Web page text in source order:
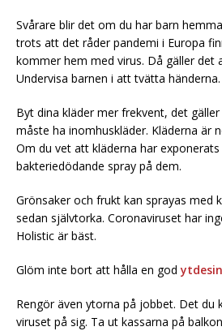
Svårare blir det om du har barn
trots att det råder pandemi i Europa
kommer hem med virus. Då gäller det
Undervisa barnen i att tvätta händerna.
Byt dina kläder mer frekvent, det
måste ha inomhuskläder. Kläderna är
Om du vet att kläderna har exponerats
bakteriedödande spray på dem.
Grönsaker och frukt kan sprayas med
sedan självtorka. Coronaviruset har
Holistic är bäst.
Glöm inte bort att hålla en god
Rengör även ytorna på jobbet. Det du
viruset på sig. Ta ut kassarna på